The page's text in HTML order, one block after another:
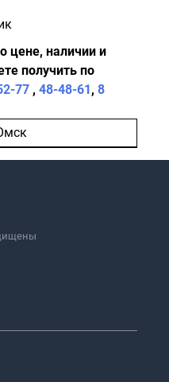
цене, наличии и
получить по
77 , 48-48-61, 8